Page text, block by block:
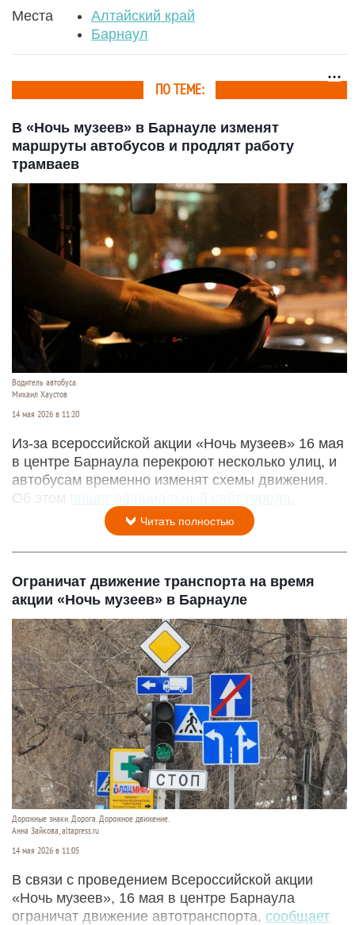
Места
Алтайский край
Барнаул
ПО ТЕМЕ:
В «Ночь музеев» в Барнауле изменят
маршруты автобусов и продлят работу
трамваев
Водитель автобуса.
Михаил Хаустов
14 мая 2026 в 11:20
Из-за всероссийской акции «Ночь музеев» 16 мая
в центре Барнаула перекроют несколько улиц, и
автобусам временно изменят схемы движения.
Об этом
пишет официальный сайт города.
Читать полностью
Ограничат движение транспорта на время
акции «Ночь музеев» в Барнауле
Дорожные знаки. Дорога. Дорожное движение.
Анна Зайкова, altapress.ru
14 мая 2026 в 11:05
В связи с проведением Всероссийской акции
«Ночь музеев», 16 мая в центре Барнаула
ограничат движение автотранспорта, сообщает